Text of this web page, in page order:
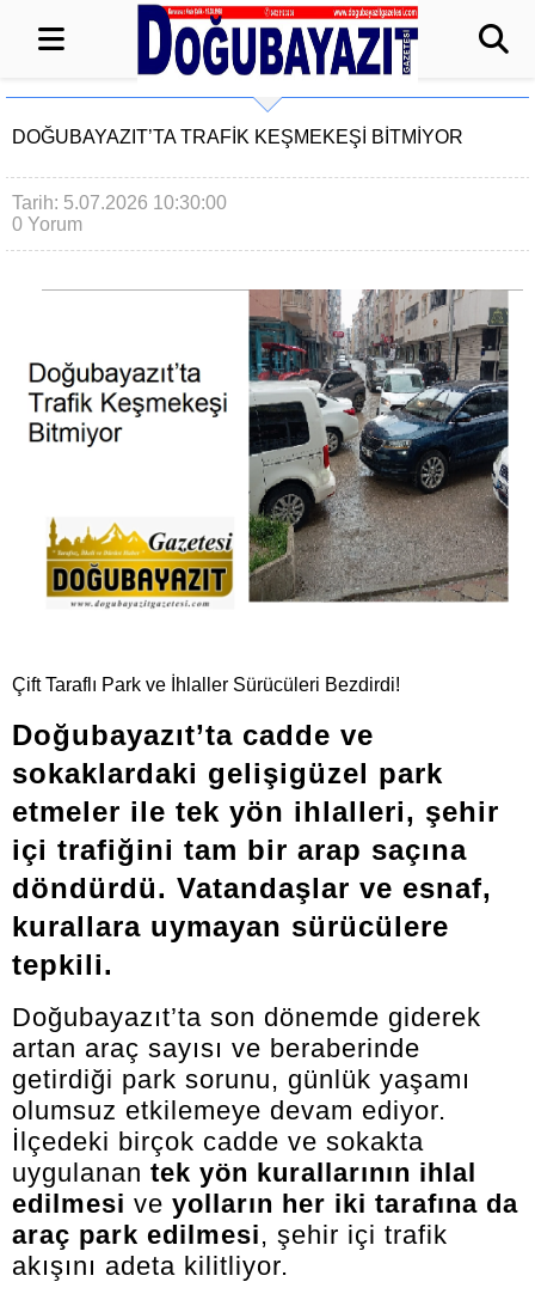
DOĞUBAYAZIT’TA TRAFIK KEŞMEKEŞI BITMIYOR
Tarih: 5.07.2026 10:30:00
0 Yorum
Çift Taraflı Park ve İhlaller Sürücüleri Bezdirdi!
Doğubayazıt’ta cadde ve
sokaklardaki gelişigüzel park
etmeler ile tek yön ihlalleri, şehir
içi trafiğini tam bir arap saçına
döndürdü. Vatandaşlar ve esnaf,
kurallara uymayan sürücülere
tepkili.
Doğubayazıt’ta son dönemde giderek
artan araç sayısı ve beraberinde
getirdiği park sorunu, günlük yaşamı
olumsuz etkilemeye devam ediyor.
İlçedeki birçok cadde ve sokakta
uygulanan tek yön kurallarının ihlal
edilmesi ve yolların her iki tarafına da
araç park edilmesi, şehir içi trafik
akışını adeta kilitliyor.